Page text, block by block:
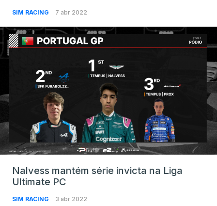
SIM RACING 7 abr 2022
Nalvess mantém série invicta na Liga
Ultimate PC
SIM RACING 3 abr 2022